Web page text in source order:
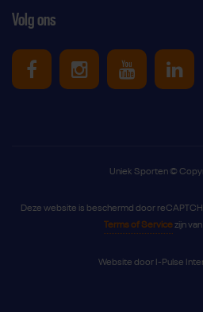
Volg ons
Uniek Sporten op
Uniek Sporten
Uniek
Uniek Sporten ©
Deze website is beschermd door
Terms of Servicezijn
Website door I-Pulse